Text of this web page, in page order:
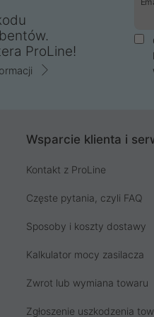
ProLine!
Wsparcie klienta i
Kontakt z ProLine
Częste pytania, czyli FAQ
Sposoby i koszty dostawy
Kalkulator mocy zasilacza
Zwrot lub wymiana towaru
Zgłoszenie uszkodzenia